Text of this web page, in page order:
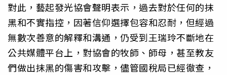
對此，藝起發光協會聲明表示，過去對於任何的抹
黑和不實指控，因著信仰選擇包容和忍耐，但經過
無數次善意的解釋和溝通，仍受到王瑞玲不斷地在
公共媒體平台上，對協會的牧師、師母，甚至教友
們做出抹黑的傷害和攻擊，儘管國稅局已經徹查，